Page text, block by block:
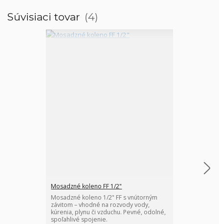
Súvisiaci tovar 4
Mosadzné koleno FF 1/2"
Mosadzné koleno 1/2" FF s vnútorným
závitom – vhodné na rozvody vody,
kúrenia, plynu či vzduchu. Pevné, odolné,
spoľahlivé spojenie.